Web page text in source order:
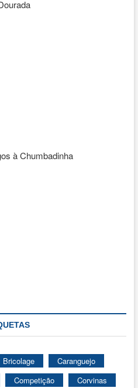
à Chumbadinha
Bricolage
Caranguejo
Competição
Corvinas